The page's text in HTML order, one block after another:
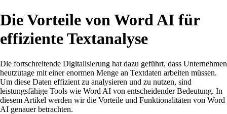
Die Vorteile von Word AI für
effiziente Textanalyse
Die fortschreitende Digitalisierung hat dazu geführt, dass Unternehmen
heutzutage mit einer enormen Menge an Textdaten arbeiten müssen.
Um diese Daten effizient zu analysieren und zu nutzen, sind
leistungsfähige Tools wie Word AI von entscheidender Bedeutung. In
diesem Artikel werden wir die Vorteile und Funktionalitäten von Word
AI genauer betrachten.